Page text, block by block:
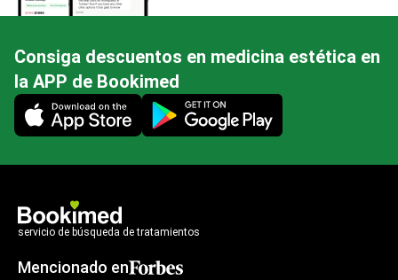
Consiga descuentos en medicina estética en
la APP de Bookimed
Mobile app illustration
servicio de búsqueda de tratamientos
Mencionado en